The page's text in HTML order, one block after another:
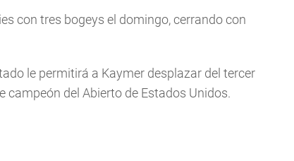
con tres bogeys el domingo, cerrando con
le permitirá a Kaymer desplazar del tercer
campeón del Abierto de Estados Unidos.